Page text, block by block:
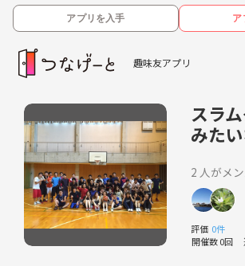
アプリを入手 ア
趣味友アプリ
スラ
みた
2 人がメ
評価 0件
開催数 0回